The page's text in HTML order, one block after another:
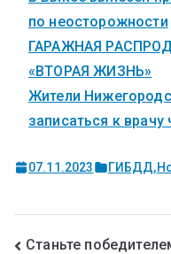
по неосторожности
ГАРАЖНАЯ
«ВТОРАЯ ЖИЗНЬ»
Жители
записаться к врачу
07.11.2023 ГИБДД,
Станьте